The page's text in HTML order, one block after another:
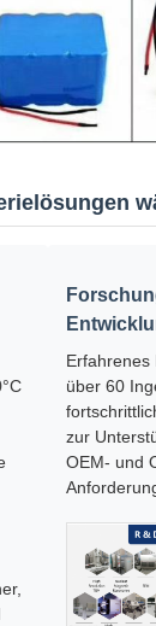
Erfahrenes
über 60
zur
OEM- und